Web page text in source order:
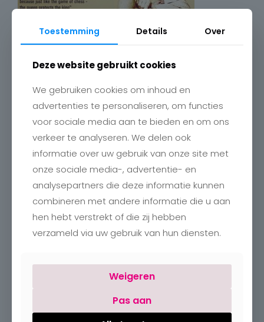
Charlotte
Romboutstraat 24
B-3740 Bilzen
+32 89515466
info@charlottebilzen.be
Maandag:
Dinsdag – vrijdag: 09:30 – 18:00
Zaterdag: 09:30 – 18:00
Zondag:
Toestemming Details Over
Deze website gebruikt cookies
We gebruiken cookies om inhoud en
advertenties te personaliseren, om functies
voor sociale media aan te bieden en om ons
verkeer te analyseren. We delen ook
informatie over uw gebruik van onze site met
onze sociale media-, advertentie- en
analysepartners die deze informatie kunnen
combineren met andere informatie die u aan
hen hebt verstrekt of die zij hebben
verzameld via uw gebruik van hun diensten.
Weigeren
Pas aan